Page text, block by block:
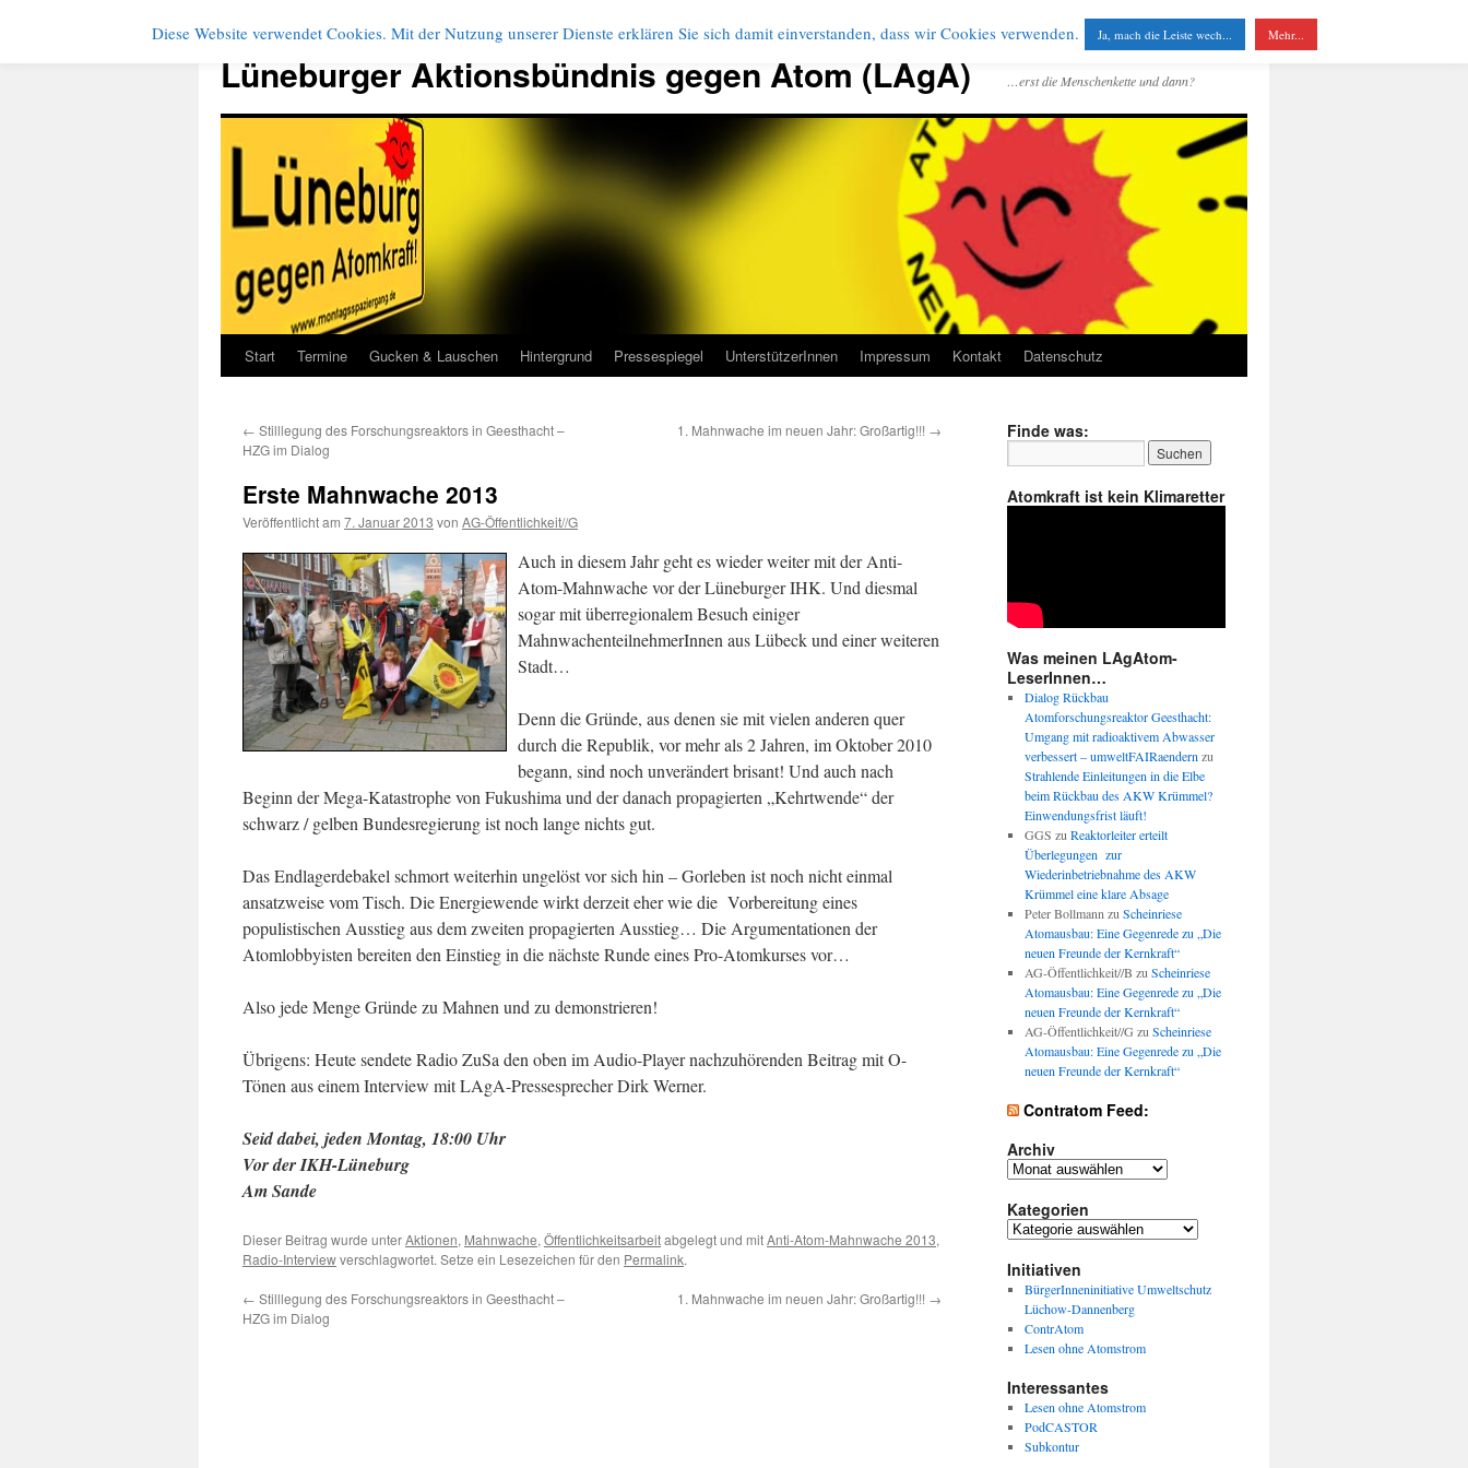
Zum
springen
Lüneburger Aktionsbündnis gegen Atom (LAgA) …erst die Menschenkette und dann?
Start Termine Gucken & Lauschen Hintergrund Pressespiegel UnterstützerInnen Impressum Kontakt Datenschutz
← Stilllegung des Forschungsreaktors in Geesthacht –
HZG im Dialog
1. Mahnwache im neuen Jahr: Großartig!!! →
Erste Mahnwache 2013
Veröffentlicht am 7. Januar 2013 von AG-Öffentlichkeit//G
Auch in diesem Jahr geht es wieder weiter mit der Anti-
Atom-Mahnwache vor der Lüneburger IHK. Und diesmal
sogar mit überregionalem Besuch einiger
MahnwachenteilnehmerInnen aus Lübeck und einer weiteren
Stadt…
Denn die Gründe, aus denen sie mit vielen anderen quer
durch die Republik, vor mehr als 2 Jahren, im Oktober 2010
begann, sind noch unverändert brisant! Und auch nach
Beginn der Mega-Katastrophe von Fukushima und der danach propagierten „Kehrtwende“ der
schwarz / gelben Bundesregierung ist noch lange nichts gut.
Das Endlagerdebakel schmort weiterhin ungelöst vor sich hin – Gorleben ist noch nicht einmal
ansatzweise vom Tisch. Die Energiewende wirkt derzeit eher wie die Vorbereitung eines
populistischen Ausstieg aus dem zweiten propagierten Ausstieg… Die Argumentationen der
Atomlobbyisten bereiten den Einstieg in die nächste Runde eines Pro-Atomkurses vor…
Also jede Menge Gründe zu Mahnen und zu demonstrieren!
Übrigens: Heute sendete Radio ZuSa den oben im Audio-Player nachzuhörenden Beitrag mit O-
Tönen aus einem Interview mit LAgA-Pressesprecher Dirk Werner.
Seid dabei, jeden Montag, 18:00 Uhr
Vor der IKH-Lüneburg
Am Sande
Dieser Beitrag wurde unterAktionen, Mahnwache, Öffentlichkeitsarbeitabgelegt und mitAnti-Atom-Mahnwache 2013,
Radio-Interviewverschlagwortet. Setze ein Lesezeichen für den Permalink.
← Stilllegung des Forschungsreaktors in Geesthacht –
HZG im Dialog
1. Mahnwache im neuen Jahr: Großartig!!! →
Finde was:
Atomkraft ist kein Klimaretter
Was meinen LAgAtom-
LeserInnen…
Dialog Rückbau
Atomforschungsreaktor Geesthacht:
Umgang mit radioaktivem Abwasser
verbessert – umweltFAIRaendern zu
Strahlende Einleitungen in die Elbe
beim Rückbau des AKW Krümmel?
Einwendungsfrist läuft!
GGS zu Reaktorleiter erteilt
Überlegungen zur
Wiederinbetriebnahme des AKW
Krümmel eine klare Absage
Peter Bollmann zu Scheinriese
Atomausbau: Eine Gegenrede zu „Die
neuen Freunde der Kernkraft“
AG-Öffentlichkeit//B zu Scheinriese
Atomausbau: Eine Gegenrede zu „Die
neuen Freunde der Kernkraft“
AG-Öffentlichkeit//G zu Scheinriese
Atomausbau: Eine Gegenrede zu „Die
neuen Freunde der Kernkraft“
Contratom Feed:
Archiv
Archiv
Kategorien
Kategorien
Initiativen
BürgerInneninitiative Umweltschutz
Lüchow-Dannenberg
ContrAtom
Lesen ohne Atomstrom
Interessantes
Lesen ohne Atomstrom
PodCASTOR
Subkontur
Diese Website verwendet Cookies. Mit der Nutzung unserer Dienste erklären Sie sich damit einverstanden, dass wir Cookies verwenden. Ja, mach die Leiste wech... Mehr...